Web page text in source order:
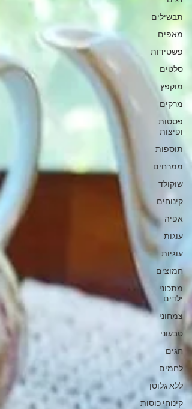
תבשילים
מאפים
פשטידות
סלטים
מוקפץ
מרקים
פסטות
ופיצות
תוספות
ממרחים
שוקולד
קינוחים
אפיה
עוגות
עוגיות
חמוצים
מתכוני
ילדים
צמחוני
טבעוני
חגים
לחמים
ללא גלוטן
קינוחי כוסות